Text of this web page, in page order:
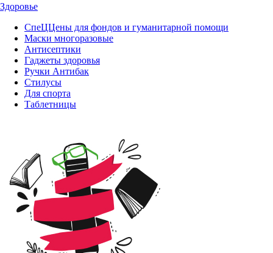
Здоровье
СпеЦЦены для фондов и гуманитарной помощи
Маски многоразовые
Антисептики
Гаджеты здоровья
Ручки Антибак
Стилусы
Для спорта
Таблетницы